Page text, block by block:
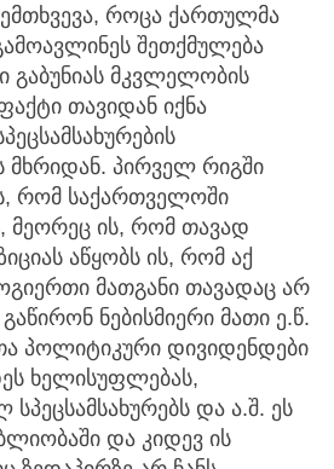
როცა ქართულმა
შეთქმულება
გაბუნიას მკვლელობის
თავიდან იქნა
პირველ რიგში
რომ საქართველოში
მეორეც ის, რომ თავად
აწყობს ის, რომ აქ
მათგანი თავადაც არ
ნებისმიერი მათი ე.წ.
პოლიტიკური დივიდენდები
ხელისუფლებას,
და ა.შ. ეს
და კიდევ ის